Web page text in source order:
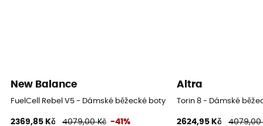
New Balance
FuelCell Rebel V5 - Dámské běžecké boty
2369,85 Kč 4079,00 Kč -41%
Altra
Torin 8 - Dámské
2624,95 Kč 4079,00